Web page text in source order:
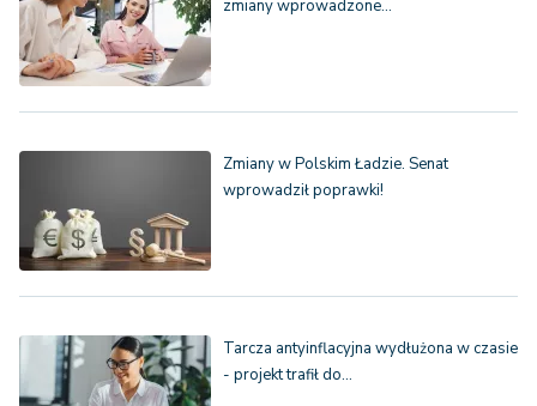
zmiany wprowadzone…
Zmiany w Polskim Ładzie. Senat
wprowadził poprawki!
Tarcza antyinflacyjna wydłużona w czasie
- projekt trafił do…